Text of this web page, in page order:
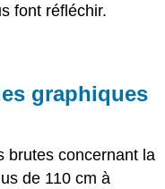
font réfléchir.
graphiques
brutes concernant la
de 110 cm à